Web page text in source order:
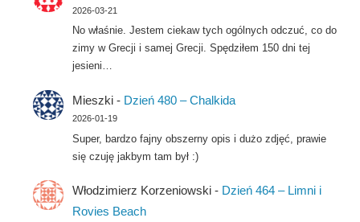
2026-03-21
No właśnie. Jestem ciekaw tych ogólnych odczuć, co do
zimy w Grecji i samej Grecji. Spędziłem 150 dni tej
jesieni…
Mieszki - Dzień 480 – Chalkida
2026-01-19
Super, bardzo fajny obszerny opis i dużo zdjęć, prawie
się czuję jakbym tam był :)
Włodzimierz Korzeniowski - Dzień 464 – Limni i
Rovies Beach